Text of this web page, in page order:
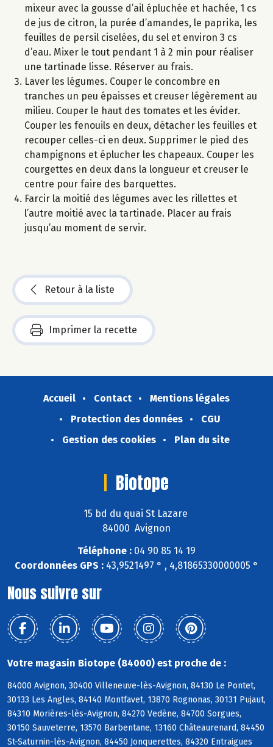
mixeur avec la gousse d’ail épluchée et hachée, 1 cs
de jus de citron, la purée d’amandes, le paprika, les
feuilles de persil ciselées, du sel et environ 3 cs
d’eau. Mixer le tout pendant 1 à 2 min pour réaliser
une tartinade lisse. Réserver au frais.
Laver les légumes. Couper le concombre en
tranches un peu épaisses et creuser légèrement au
milieu. Couper le haut des tomates et les évider.
Couper les fenouils en deux, détacher les feuilles et
recouper celles-ci en deux. Supprimer le pied des
champignons et éplucher les chapeaux. Couper les
courgettes en deux dans la longueur et creuser le
centre pour faire des barquettes.
Farcir la moitié des légumes avec les rillettes et
l’autre moitié avec la tartinade. Placer au frais
jusqu’au moment de servir.
Retour à la liste
Imprimer la recette
Accueil Contact
Mentions légales
Protection des données
CGU
Gestion des cookies
Plan du site
Biotope
15 bd du quai St Lazare
84000 Avignon
Téléphone : 04 90 85 14 19
Coordonnées GPS : 43,9521497 ° , 4,81865330000005 °
Nous suivre sur
Votre magasin Biotope (84000) est proche de :
84000 Avignon, 30400 Villeneuve-lès-Avignon, 84130 Le Pontet,
30133 Les Angles, 84140 Montfavet, 13870 Rognonas, 30131 Pujaut,
84310 Morières-lès-Avignon, 84270 Vedène, 84700 Sorgues,
30150 Sauveterre, 13570 Barbentane, 13160 Châteaurenard, 84450
St-Saturnin-lès-Avignon, 84450 Jonquerettes, 84320 Entraigues